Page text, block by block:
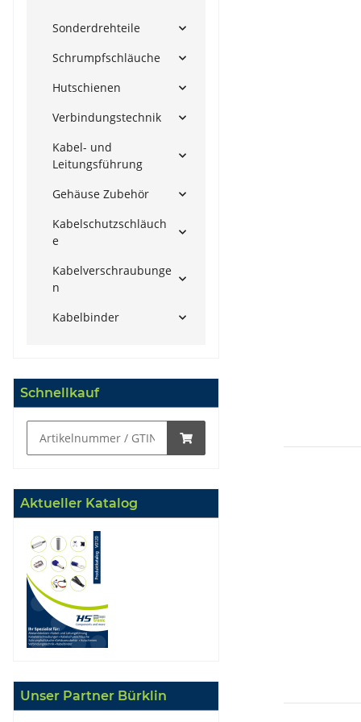
Sonderdrehteile
Schrumpfschläuche
Hutschienen
Verbindungstechnik
Kabel- und
Leitungsführung
Gehäuse Zubehör
Kabelschutzschläuch
e
Kabelverschraubunge
n
Kabelbinder
Schnellkauf
Aktueller Katalog
Unser Partner Bürklin